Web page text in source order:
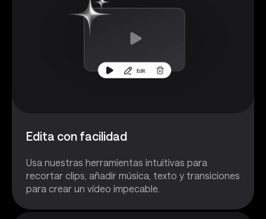
Edita con facilidad
Usa nuestras herramientas intuitivas para
recortar clips, añadir música, texto y transiciones
para crear un vídeo impecable.